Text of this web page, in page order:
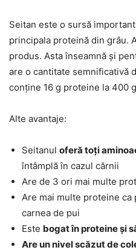
Seitan este o sursă
principala proteină din grâu.
produs. Asta înseamnă și
are o cantitate semnificativă
conține 16 g proteine la 400
Alte avantaje:
Seitanul oferă toți
întâmplă în cazul cărnii
Are de 3 ori mai multe
Are mai multe proteine ca
carnea de pui
Este bogat în proteine și
Are un nivel scăzut de